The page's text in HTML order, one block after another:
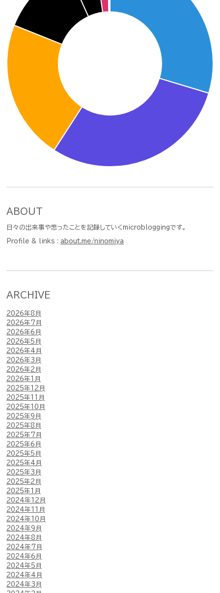
ABOUT
日々の出来事や思ったことを記録していくmicrobloggingです。
Profile & links : about.me/ninomiya
ARCHIVE
2026年8月
2026年7月
2026年6月
2026年5月
2026年4月
2026年3月
2026年2月
2026年1月
2025年12月
2025年11月
2025年10月
2025年9月
2025年8月
2025年7月
2025年6月
2025年5月
2025年4月
2025年3月
2025年2月
2025年1月
2024年12月
2024年11月
2024年10月
2024年9月
2024年8月
2024年7月
2024年6月
2024年5月
2024年4月
2024年3月